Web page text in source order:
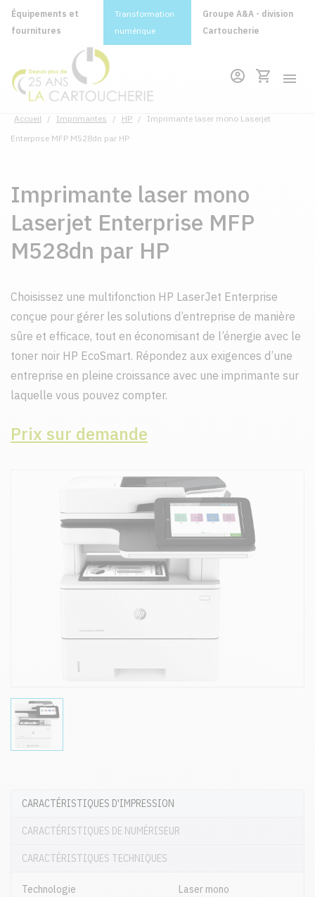
Équipements et
fournitures
Transformation
numérique
Groupe A&A - division
Cartoucherie
Accueil / Imprimantes / HP /
Imprimante laser mono Laserjet
Enterprise MFP M528dn par HP
Imprimante laser mono
Laserjet Enterprise MFP
M528dn par HP
Choisissez une multifonction HP LaserJet Enterprise
conçue pour gérer les solutions d’entreprise de manière
sûre et efficace, tout en économisant de l’énergie avec le
toner noir HP EcoSmart. Répondez aux exigences d’une
entreprise en pleine croissance avec une imprimante sur
laquelle vous pouvez compter.
Prix sur demande
CARACTÉRISTIQUES D'IMPRESSION
CARACTÉRISTIQUES DE NUMÉRISEUR
CARACTÉRISTIQUES TECHNIQUES
Technologie Laser mono